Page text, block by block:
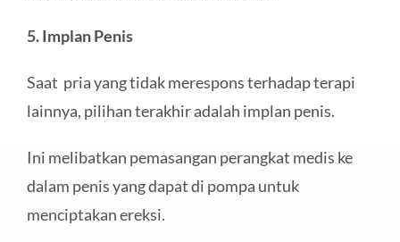
5. Implan Penis
Saat pria yang tidak merespons terhadap terapi
lainnya, pilihan terakhir adalah implan penis.
Ini melibatkan pemasangan perangkat medis ke
dalam penis yang dapat di pompa untuk
menciptakan ereksi.